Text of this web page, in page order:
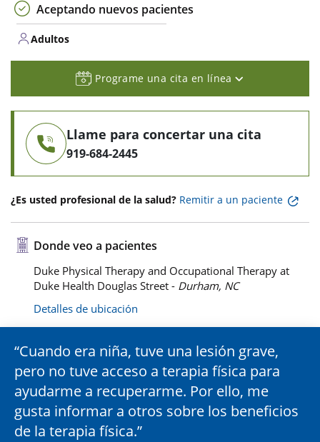
Aceptando nuevos pacientes
Adultos
Programe una cita en línea
Llame para concertar una cita
919-684-2445
¿Es usted profesional de la salud? Remitir a un paciente
Donde veo a pacientes
Duke Physical Therapy and Occupational Therapy at
Duke Health Douglas Street - Durham, NC
Detalles de ubicación
Cuando era niña, tuve una lesión grave,
pero no tuve acceso a terapia física para
ayudarme a recuperarme. Por ello, me
gusta informar a otros sobre los beneficios
de la terapia física.